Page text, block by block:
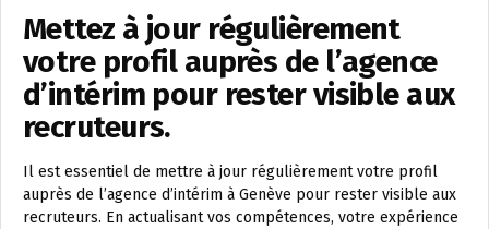
Mettez à jour régulièrement
votre profil auprès de l’agence
d’intérim pour rester visible aux
recruteurs.
Il est essentiel de mettre à jour régulièrement votre profil
auprès de l’agence d’intérim à Genève pour rester visible aux
recruteurs. En actualisant vos compétences, votre expérience